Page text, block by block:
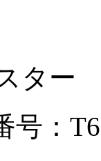
ター
：